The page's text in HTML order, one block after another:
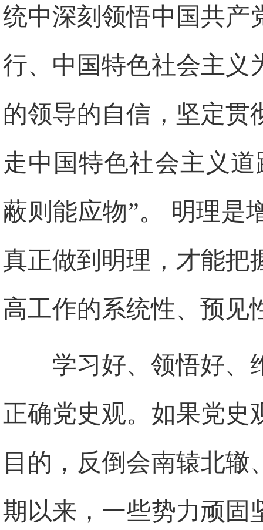
统中深刻领悟中国共产
行、中国特色社会主义
的领导的自信，坚定贯
走中国特色社会主义
蔽则能应物”。 明理是
真正做到明理，才能把
高工作的系统性、预见
学习好、领悟好、
正确党史观。如果党史
目的，反倒会南辕北
期以来，一些势力顽固